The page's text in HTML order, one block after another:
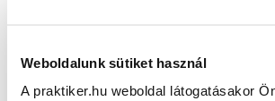
Weboldalunk sütiket használ
A praktiker.hu weboldal látogatásakor
Oldal újratöltése